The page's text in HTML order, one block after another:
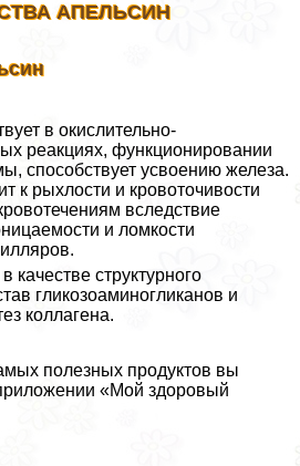
АПЕЛЬСИН
в окислительно-
реакциях, функционировании
способствует усвоению железа.
к рыхлости и кровоточивости
вследствие
и ломкости
качестве структурного
гликозоаминогликанов и
коллагена.
полезных продуктов вы
«Мой здоровый